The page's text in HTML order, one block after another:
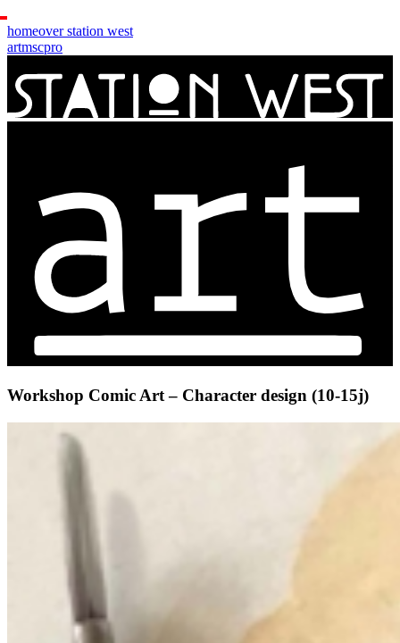
homeover station west
artmscpro
Workshop Comic Art – Character design (10-15j)